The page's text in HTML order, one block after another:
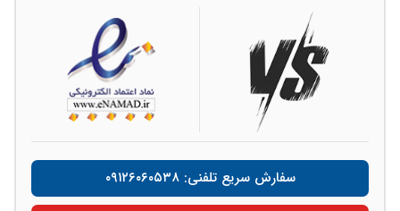
سفارش سریع تلفنی: ۰۹۱۲۶۰۶۰۵۳۸